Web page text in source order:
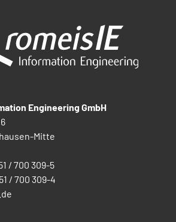
Engineering GmbH
Mitte
/ 700 309-5
/ 700 309-4